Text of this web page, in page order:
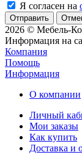
Я согласен на
2026 © Мебель-
Информация на
Компания
Помощь
Информация
О компании
Личный
Мои заказы
Как купить
Доставка и